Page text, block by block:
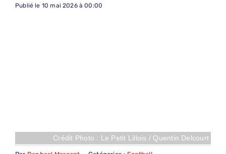
Publié le 10 mai 2026 à 00:00
Crédit Photo : Le Petit Lillois / Quentin Delcourt